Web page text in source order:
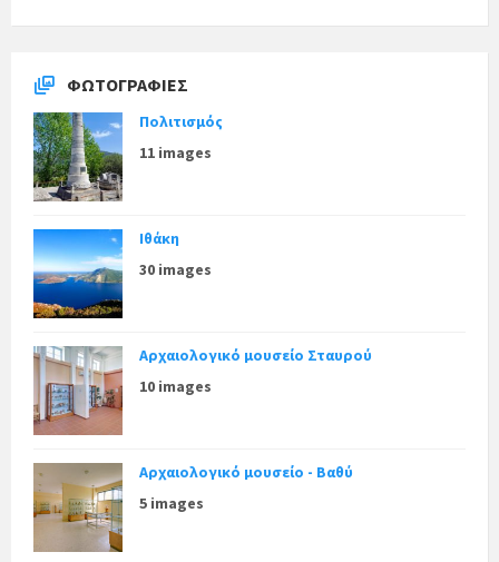
ΦΩΤΟΓΡΑΦΊΕΣ
Πολιτισμός
11 images
Ιθάκη
30 images
Αρχαιολογικό μουσείο Σταυρού
10 images
Αρχαιολογικό μουσείο - Βαθύ
5 images